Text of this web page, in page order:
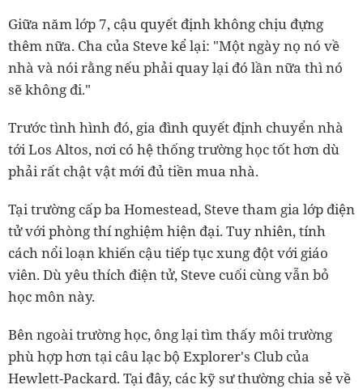
Giữa năm lớp 7, cậu quyết định không chịu đựng
thêm nữa. Cha của Steve kể lại: "Một ngày nọ nó về
nhà và nói rằng nếu phải quay lại đó lần nữa thì nó
sẽ không đi."
Trước tình hình đó, gia đình quyết định chuyển nhà
tới Los Altos, nơi có hệ thống trường học tốt hơn dù
phải rất chật vật mới đủ tiền mua nhà.
Tại trường cấp ba Homestead, Steve tham gia lớp điện
tử với phòng thí nghiệm hiện đại. Tuy nhiên, tính
cách nổi loạn khiến cậu tiếp tục xung đột với giáo
viên. Dù yêu thích điện tử, Steve cuối cùng vẫn bỏ
học môn này.
Bên ngoài trường học, ông lại tìm thấy môi trường
phù hợp hơn tại câu lạc bộ Explorer's Club của
Hewlett-Packard. Tại đây, các kỹ sư thường chia sẻ về